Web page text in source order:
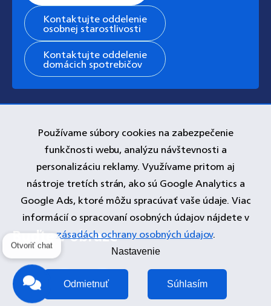
Používame súbory cookies na zabezpečenie
funkčnosti webu, analýzu návštevnosti a
personalizáciu reklamy. Využívame pritom aj
nástroje tretích strán, ako sú Google Analytics a
Google Ads, ktoré môžu spracúvať vaše údaje. Viac
informácií o spracovaní osobných údajov nájdete v
zásadách ochrany osobných údajov.
Nastavenie
Odmietnuť Súhlasím
Kontaktujte oddelenie
osobnej starostlivosti
Kontaktujte oddelenie
domácich spotrebičov
Otvoriť chat